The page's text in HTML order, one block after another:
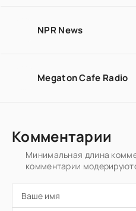
NPR News
Megaton Cafe Radio
Комментарии
Минимальная длина
комментарии